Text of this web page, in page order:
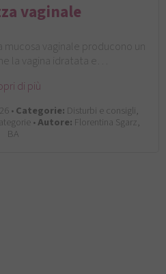
vaginale
vaginale producono un
la vagina idratata e…
di più
•Categorie: Disturbi e consigli,
•Autore: Florentina Sgarz,
BA